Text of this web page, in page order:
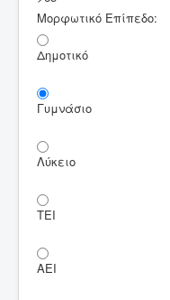
Μορφωτικό Επίπεδο:
Δημοτικό
Γυμνάσιο
Λύκειο
ΤΕΙ
ΑΕΙ